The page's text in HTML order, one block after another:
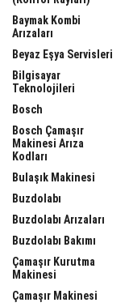
Baymak Kombi
Arızaları
Beyaz Eşya Servisleri
Bilgisayar
Teknolojileri
Bosch
Bosch Çamaşır
Makinesi Arıza
Kodları
Bulaşık Makinesi
Buzdolabı
Buzdolabı Arızaları
Buzdolabı Bakımı
Çamaşır Kurutma
Makinesi
Çamaşır Makinesi